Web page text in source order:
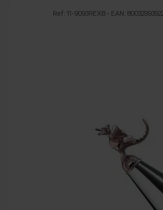
Ref: 11-9093REXB - EAN: